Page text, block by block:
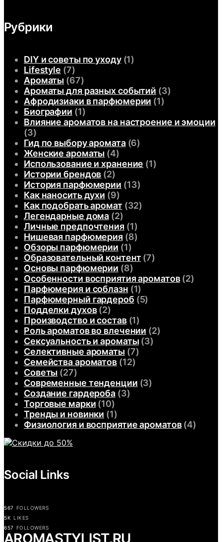
Рубрики
DIY и советы по уходу(1)
Lifestyle (7)
Ароматы (67)
Ароматы для разных событий (3)
Афродизиаки в парфюмерии (1)
Биографии (1)
Влияние ароматов на настроение и эмоции
(3)
Гид по выбору аромата(6)
Женские ароматы (4)
Использование и хранение (1)
Истории брендов (2)
История парфюмерии (13)
Как наносить духи (9)
Как подобрать аромат(32)
Легендарные дома (2)
Личные предпочтения(1)
Нишевая парфюмерия(8)
Обзоры парфюмерии (1)
Образовательный контент(7)
Основы парфюмерии (8)
Особенности восприятия ароматов(2)
Парфюмерия и соблазн (1)
Парфюмерный гардероб (5)
Подделки духов(2)
Производство и состав(1)
Роль ароматов во влечении (2)
Сексуальность и ароматы(3)
Селективные ароматы(7)
Семейства ароматов(12)
Советы (27)
Современные тенденции (3)
Создание гардероба(3)
Торговые марки (10)
Тренды и новинки (1)
Физиология и восприятие ароматов(4)
Social Links
567 FOLLOWERS
5K LIKES
657 FOLLOWERS
АROMASTYLIST.RU